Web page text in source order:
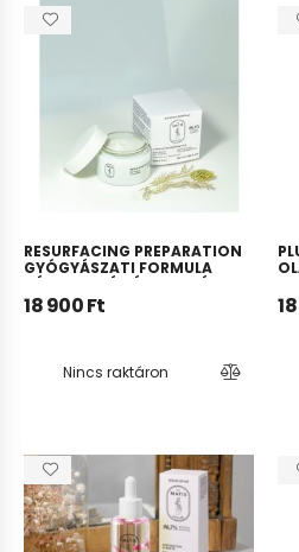
RESURFACING PREPARATION
GYÓGYÁSZATI FORMULA
HÁMLASZTÓ RÉSZECSKÉKKEL
18 900Ft
Nincs raktáron